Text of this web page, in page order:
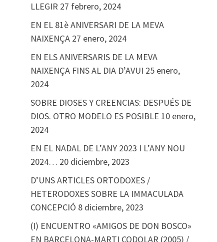
LLEGIR 27 febrero, 2024
EN EL 81è ANIVERSARI DE LA MEVA
NAIXENÇA 27 enero, 2024
EN ELS ANIVERSARIS DE LA MEVA
NAIXENÇA FINS AL DIA D’AVUI 25 enero,
2024
SOBRE DIOSES Y CREENCIAS: DESPUÉS DE
DIOS. OTRO MODELO ES POSIBLE 10 enero,
2024
EN EL NADAL DE L’ANY 2023 I L’ANY NOU
2024… 20 diciembre, 2023
D’UNS ARTICLES ORTODOXES /
HETERODOXES SOBRE LA IMMACULADA
CONCEPCIÓ 8 diciembre, 2023
(I) ENCUENTRO «AMIGOS DE DON BOSCO»
EN BARCELONA-MARTI CODOLAR (2005) /